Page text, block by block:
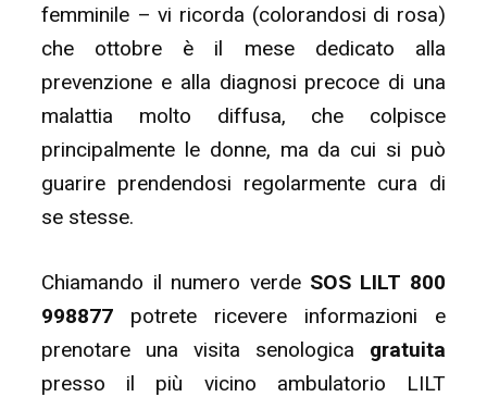
femminile – vi ricorda (colorandosi di rosa)
che ottobre è il mese dedicato alla
prevenzione e alla diagnosi precoce di una
malattia molto diffusa, che colpisce
principalmente le donne, ma da cui si può
guarire prendendosi regolarmente cura di
se stesse.
Chiamando il numero verde SOS LILT 800
998877 potrete ricevere informazioni e
prenotare una visita senologica gratuita
presso il più vicino ambulatorio LILT